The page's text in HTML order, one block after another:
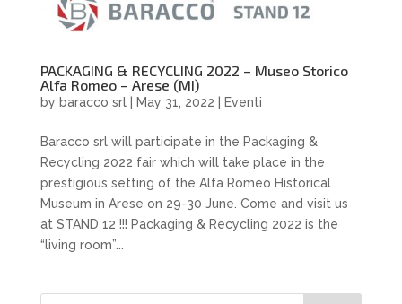
PACKAGING & RECYCLING 2022 – Museo Storico
Alfa Romeo – Arese (MI)
by baracco srl| May 31, 2022 Eventi
Baracco srl will participate in the Packaging &
Recycling 2022 fair which will take place in the
prestigious setting of the Alfa Romeo Historical
Museum in Arese on 29-30 June. Come and visit us
at STAND 12 !!! Packaging & Recycling 2022 is the
“living room”...